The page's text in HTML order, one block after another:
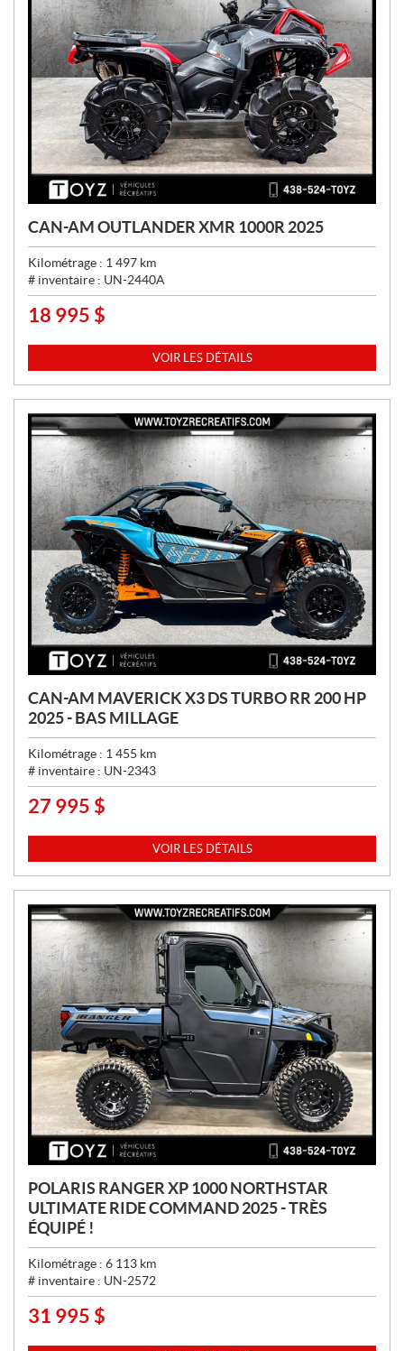
CAN-AM OUTLANDER XMR 1000R 2025
Kilométrage : 1 497 km
# inventaire : UN-2440A
P
X
:
18 995 $
VOIR LES DÉTAILS
CAN-AM MAVERICK X3 DS TURBO RR 200 HP
2025 - BAS MILLAGE
Kilométrage : 1 455 km
# inventaire : UN-2343
P
X
:
27 995 $
VOIR LES DÉTAILS
POLARIS RANGER XP 1000 NORTHSTAR
ULTIMATE RIDE COMMAND 2025 - TRÈS
ÉQUIPÉ !
Kilométrage : 6 113 km
# inventaire : UN-2572
P
31 995 $